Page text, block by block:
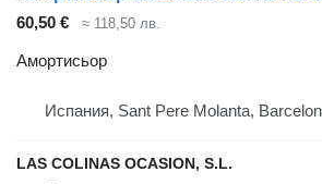
60,50 €
≈ 118,50 лв.
Амортисьор
Испания, Sant Pere Molanta,
LAS COLINAS OCASION, S.L.